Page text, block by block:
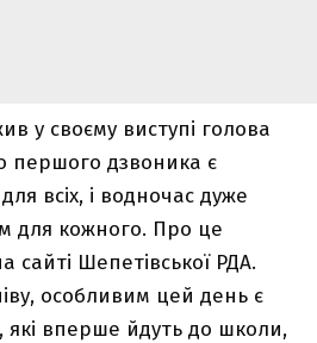
у своєму виступі голова
першого дзвоника є
всіх, і водночас дуже
для кожного. Про це
сайті Шепетівської РДА.
особливим цей день є
які вперше йдуть до школи,